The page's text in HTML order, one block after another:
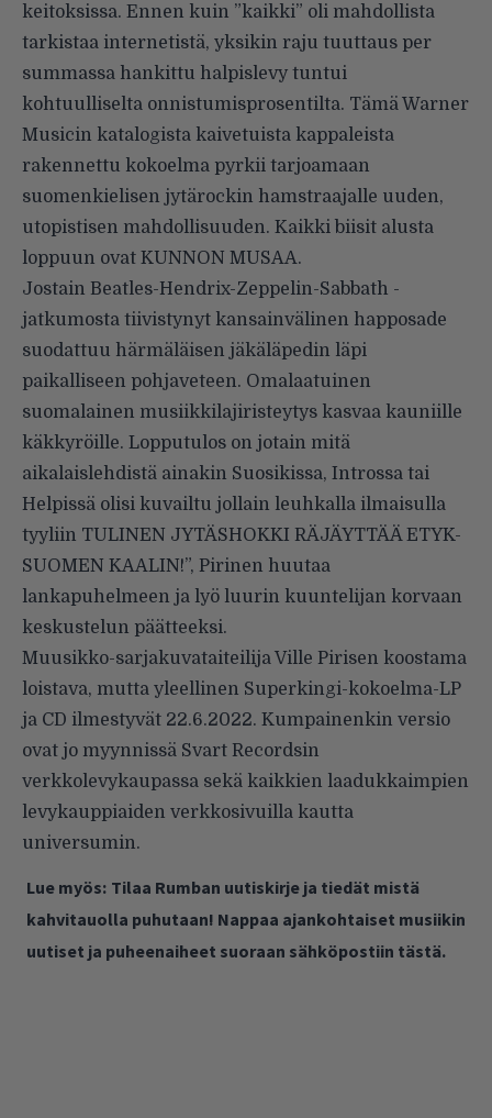
keitoksissa. Ennen kuin ”kaikki” oli mahdollista
tarkistaa internetistä, yksikin raju tuuttaus per
summassa hankittu halpislevy tuntui
kohtuulliselta onnistumisprosentilta. Tämä Warner
Musicin katalogista kaivetuista kappaleista
rakennettu kokoelma pyrkii tarjoamaan
suomenkielisen jytärockin hamstraajalle uuden,
utopistisen mahdollisuuden. Kaikki biisit alusta
loppuun ovat KUNNON MUSAA.
Jostain Beatles-Hendrix-Zeppelin-Sabbath -
jatkumosta tiivistynyt kansainvälinen happosade
suodattuu härmäläisen jäkäläpedin läpi
paikalliseen pohjaveteen. Omalaatuinen
suomalainen musiikkilajiristeytys kasvaa kauniille
käkkyröille. Lopputulos on jotain mitä
aikalaislehdistä ainakin Suosikissa, Introssa tai
Helpissä olisi kuvailtu jollain leuhkalla ilmaisulla
tyyliin TULINEN JYTÄSHOKKI RÄJÄYTTÄÄ ETYK-
SUOMEN KAALIN!”, Pirinen huutaa
lankapuhelmeen ja lyö luurin kuuntelijan korvaan
keskustelun päätteeksi.
Muusikko-sarjakuvataiteilija Ville Pirisen koostama
loistava, mutta yleellinen Superkingi-kokoelma-LP
ja CD ilmestyvät 22.6.2022. Kumpainenkin versio
ovat jo myynnissä Svart Recordsin
verkkolevykaupassa sekä kaikkien laadukkaimpien
levykauppiaiden verkkosivuilla kautta
universumin.
Lue myös: Tilaa Rumban uutiskirje ja tiedät mistä
kahvitauolla puhutaan! Nappaa ajankohtaiset musiikin
uutiset ja puheenaiheet suoraan sähköpostiin tästä.